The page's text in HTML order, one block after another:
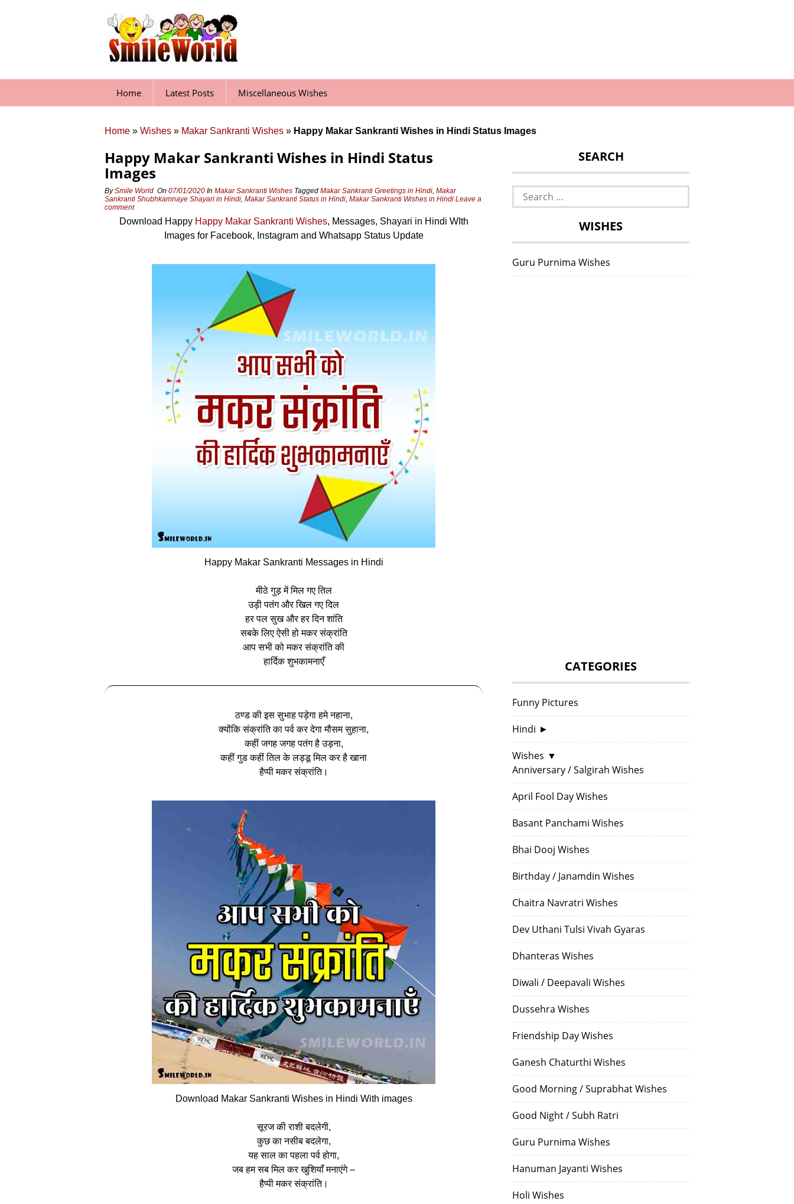
Home Latest Posts Miscellaneous Wishes
Home » Wishes » Makar Sankranti Wishes » Happy Makar Sankranti Wishes in Hindi Status Images
Happy Makar Sankranti Wishes in Hindi Status
Images
BySmile World On 07/01/2020 In Makar Sankranti Wishes Tagged Makar Sankranti Greetings in Hindi, Makar
Sankranti Shubhkamnaye Shayari in Hindi, Makar Sankranti Status in Hindi, Makar Sankranti Wishes in Hindi Leave a
comment
Download Happy Happy Makar Sankranti Wishes, Messages, Shayari in Hindi WIth
Images for Facebook, Instagram and Whatsapp Status Update
Happy Makar Sankranti Messages in Hindi
मीठे गुड़ में मिल गए तिल
उड़ी पतंग और खिल गए दिल
हर पल सुख और हर दिन शांति
सबके लिए ऐसी हो मकर संक्रांति
आप सभी को मकर संक्रांति की
हार्दिक शुभकामनाएँ
ठण्ड की इस सुभाह पड़ेगा हमे नहाना,
क्योंकि संक्रांति का पर्व कर देगा मौसम सुहाना,
कहीं जगह जगह पतंग है उड़ना,
कहीं गुड कहीं तिल के लड्डू मिल कर है खाना
हैप्पी मकर संक्रांति।
Download Makar Sankranti Wishes in Hindi With images
सूरज की राशी बदलेगी,
कुछ का नसीब बदलेगा,
यह साल का पहला पर्व होगा,
जब हम सब मिल कर खुशियाँ मनाएंगे –
हैप्पी मकर संक्रांति।
SEARCH
Search
for:
WISHES
Guru Purnima Wishes
CATEGORIES
Funny Pictures
Hindi ►
Wishes ▼
Anniversary / Salgirah Wishes
April Fool Day Wishes
Basant Panchami Wishes
Bhai Dooj Wishes
Birthday / Janamdin Wishes
Chaitra Navratri Wishes
Dev Uthani Tulsi Vivah Gyaras
Dhanteras Wishes
Diwali / Deepavali Wishes
Dussehra Wishes
Friendship Day Wishes
Ganesh Chaturthi Wishes
Good Morning / Suprabhat Wishes
Good Night / Subh Ratri
Guru Purnima Wishes
Hanuman Jayanti Wishes
Holi Wishes